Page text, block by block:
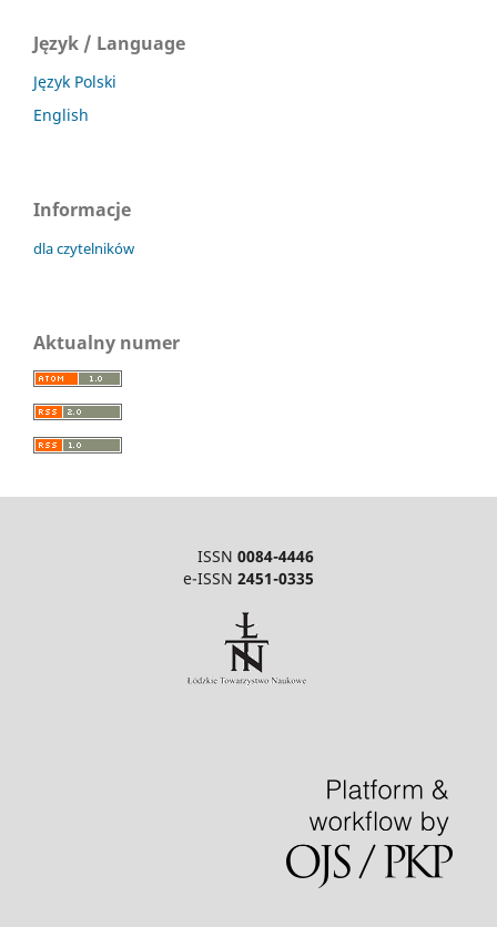
Język / Language
Język Polski
English
Informacje
dla czytelników
Aktualny numer
ISSN 0084-4446
e-ISSN 2451-0335